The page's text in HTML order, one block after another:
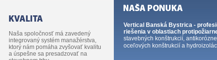
Naša spoločnosť má zavedený
integrovaný systém manažérstva,
ktorý nám pomáha zvyšovať kvalitu
a úspešne sa presadzovať na
Vertical Banská Bystrica -
riešenia v oblastiach
stavebných konštrukcií,
oceľových konštrukcií a